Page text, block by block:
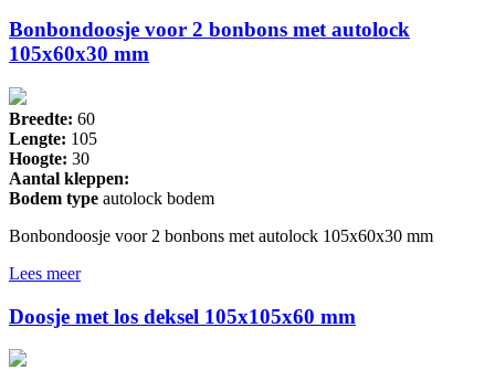
Bonbondoosje voor 2 bonbons met autolock
105x60x30 mm
Breedte: 60
Lengte: 105
Hoogte: 30
Aantal kleppen:
Bodem type autolock bodem
Bonbondoosje voor 2 bonbons met autolock 105x60x30 mm
Lees meer
Doosje met los deksel 105x105x60 mm